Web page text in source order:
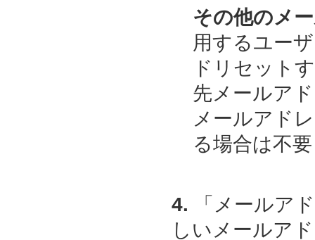
その他のメ
用するユー
ドリセット
先メールア
メールアド
る場合は不
4. 「メールア
しいメールア